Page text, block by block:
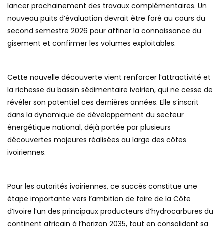
lancer prochainement des travaux complémentaires. Un
nouveau puits d’évaluation devrait être foré au cours du
second semestre 2026 pour affiner la connaissance du
gisement et confirmer les volumes exploitables.
Cette nouvelle découverte vient renforcer l’attractivité et
la richesse du bassin sédimentaire ivoirien, qui ne cesse de
révéler son potentiel ces dernières années. Elle s’inscrit
dans la dynamique de développement du secteur
énergétique national, déjà portée par plusieurs
découvertes majeures réalisées au large des côtes
ivoiriennes.
Pour les autorités ivoiriennes, ce succès constitue une
étape importante vers l’ambition de faire de la Côte
d’Ivoire l’un des principaux producteurs d’hydrocarbures du
continent africain à l’horizon 2035, tout en consolidant sa